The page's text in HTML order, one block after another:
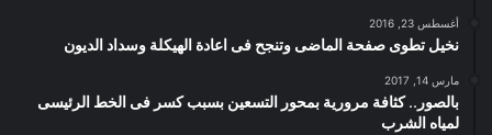
أغسطس 23, 2016
نخيل تطوى صفحة الماضى وتنجح فى اعادة الهيكلة وسداد الديون
مارس 14, 2017
بالصور.. كثافة مرورية بمحور التسعين بسبب كسر فى الخط الرئيسى
لمياه الشرب